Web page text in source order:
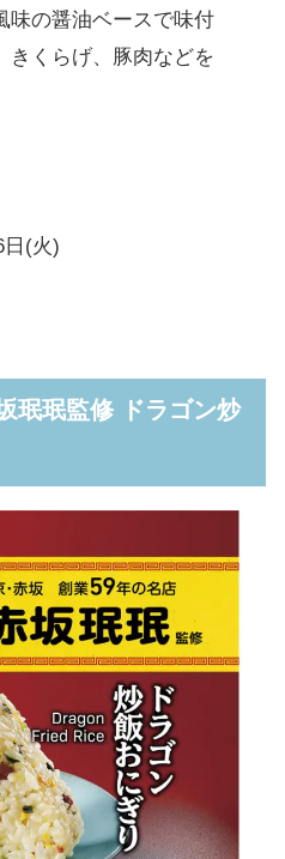
味の醤油ベースで味付
きくらげ、豚肉などを
日(火)
珉珉監修 ドラゴン炒